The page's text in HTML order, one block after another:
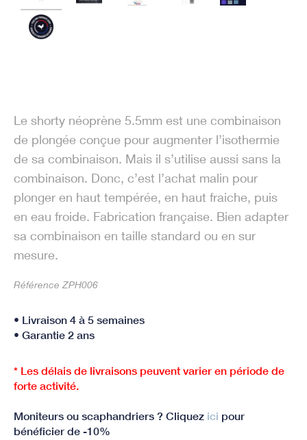
Le shorty néoprène 5.5mm est une combinaison
de plongée conçue pour augmenter l’isothermie
de sa combinaison. Mais il s’utilise aussi sans la
combinaison. Donc, c’est l’achat malin pour
plonger en haut tempérée, en haut fraiche, puis
en eau froide. Fabrication française. Bien adapter
sa combinaison en taille standard ou en sur
mesure.
Référence ZPH006
• Livraison 4 à 5 semaines
• Garantie 2 ans
* Les délais de livraisons peuvent varier en période de
forte activité.
Moniteurs ou scaphandriers ? Cliquez ici pour
bénéficier de -10%